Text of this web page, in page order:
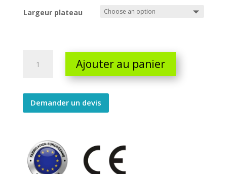
Largeur plateau
quantity
Ajouter au panier
Demander un devis